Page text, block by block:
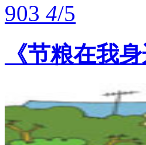
903 4/5
《节粮在我